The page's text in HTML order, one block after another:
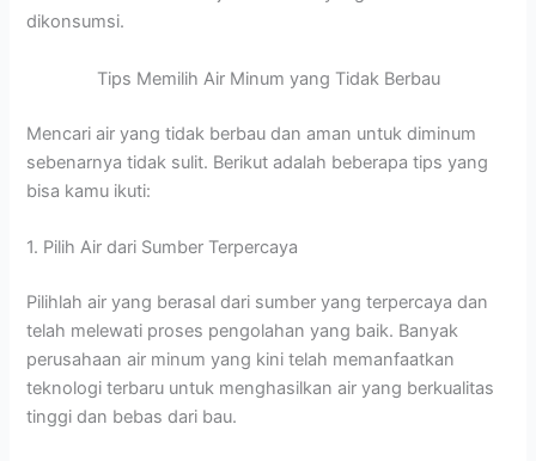
dikonsumsi.
Tips Memilih Air Minum yang Tidak Berbau
Mencari air yang tidak berbau dan aman untuk diminum
sebenarnya tidak sulit. Berikut adalah beberapa tips yang
bisa kamu ikuti:
1. Pilih Air dari Sumber Terpercaya
Pilihlah air yang berasal dari sumber yang terpercaya dan
telah melewati proses pengolahan yang baik. Banyak
perusahaan air minum yang kini telah memanfaatkan
teknologi terbaru untuk menghasilkan air yang berkualitas
tinggi dan bebas dari bau.